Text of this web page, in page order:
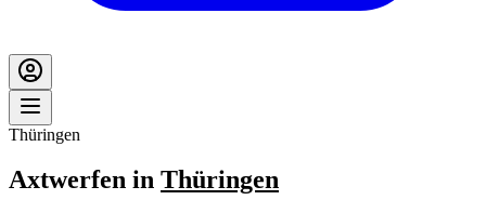
Thüringen
Axtwerfen in Thüringen